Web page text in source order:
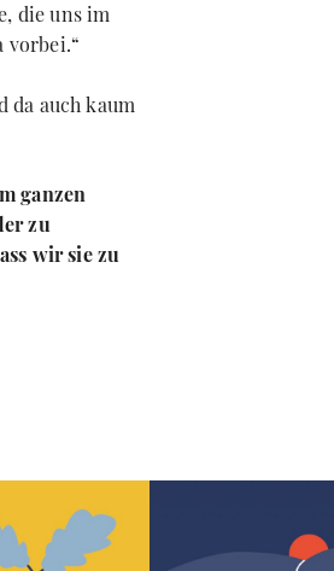
die uns im
vorbei.“
da auch kaum
ganzen
zu
wir sie zu